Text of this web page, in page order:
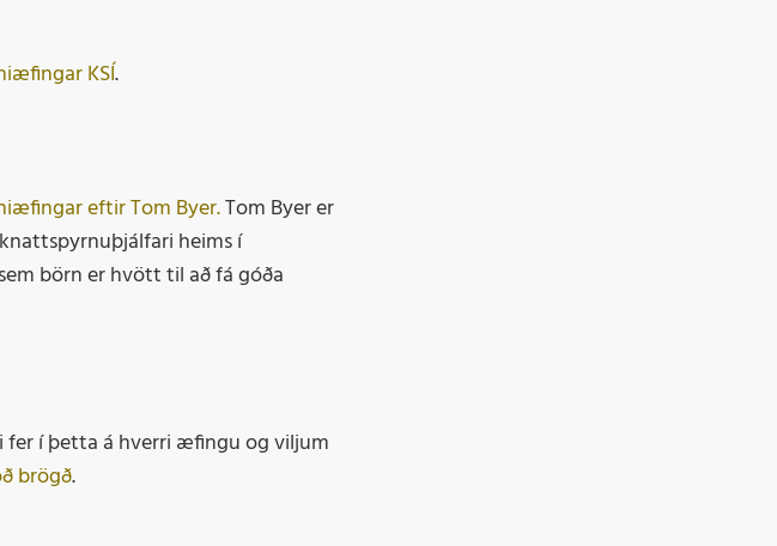
KSÍ.
eftir Tom Byer.Tom Byer er
heims í
börn er hvött til að fá góða
fer í þetta á hverri æfingu og viljum
brögð.